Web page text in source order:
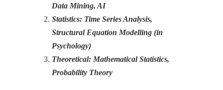
Data Mining, AI
Statistics: Time Series Analysis,
Structural Equation Modelling (in
Psychology)
Theoretical: Mathematical Statistics,
Probability Theory